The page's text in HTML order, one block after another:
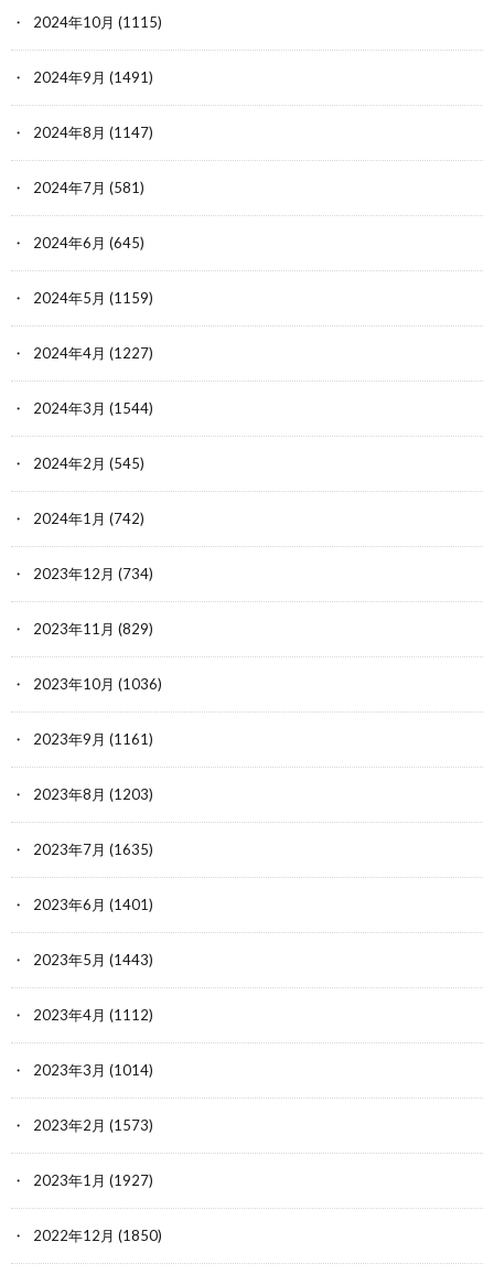
2024年10月 (1115)
2024年9月 (1491)
2024年8月 (1147)
2024年7月 (581)
2024年6月 (645)
2024年5月 (1159)
2024年4月 (1227)
2024年3月 (1544)
2024年2月 (545)
2024年1月 (742)
2023年12月 (734)
2023年11月 (829)
2023年10月 (1036)
2023年9月 (1161)
2023年8月 (1203)
2023年7月 (1635)
2023年6月 (1401)
2023年5月 (1443)
2023年4月 (1112)
2023年3月 (1014)
2023年2月 (1573)
2023年1月 (1927)
2022年12月 (1850)